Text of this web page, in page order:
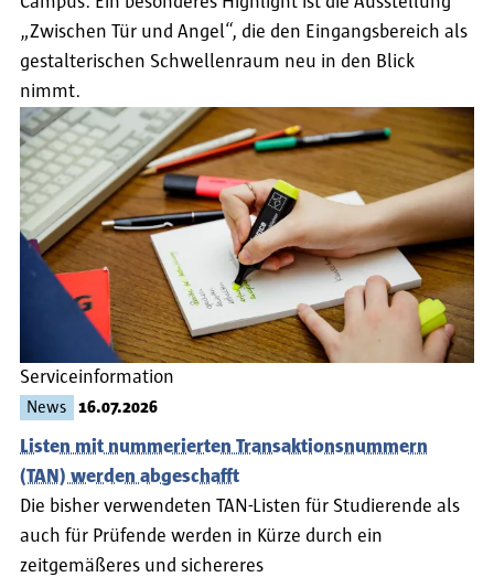
„Zwischen Tür und Angel“, die den Eingangsbereich als
gestalterischen Schwellenraum neu in den Blick
nimmt.
Serviceinformation
News 16.07.2026
Listen mit nummerierten Transaktionsnummern
(TAN) werden abgeschafft
Die bisher verwendeten TAN-Listen für Studierende als
auch für Prüfende werden in Kürze durch ein
zeitgemäßeres und sichereres